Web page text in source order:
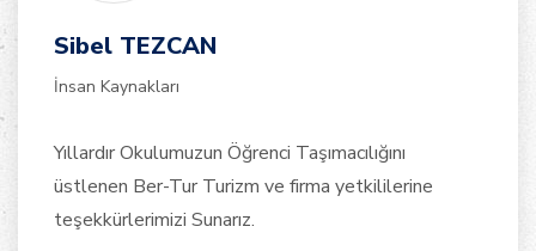
Sibel TEZCAN
İnsan Kaynakları
Yıllardır Okulumuzun Öğrenci Taşımacılığını
üstlenen Ber-Tur Turizm ve firma yetkililerine
teşekkürlerimizi Sunarız.